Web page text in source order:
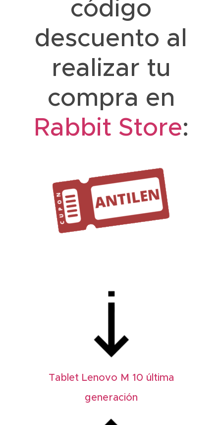
código
descuento al
realizar tu
compra en
Rabbit Store:
Tablet Lenovo M 10 última
generación